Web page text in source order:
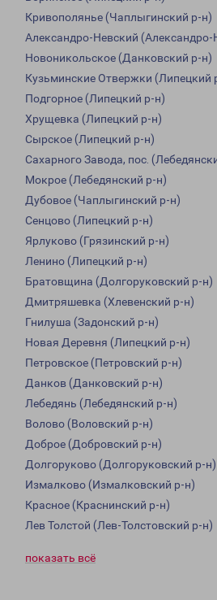
Кривополянье (Чаплыгинский р-н)
Александро-Невский (Александро-
Новоникольское (Данковский р-н)
Кузьминские Отвержки (Липецкий
Подгорное (Липецкий р-н)
Хрущевка (Липецкий р-н)
Сырское (Липецкий р-н)
Сахарного Завода, пос.
Мокрое (Лебедянский р-н)
Дубовое (Чаплыгинский р-н)
Сенцово (Липецкий р-н)
Ярлуково (Грязинский р-н)
Ленино (Липецкий р-н)
Братовщина (Долгоруковский р-н)
Дмитряшевка (Хлевенский р-н)
Гнилуша (Задонский р-н)
Новая Деревня (Липецкий р-н)
Петровское (Петровский р-н)
Данков (Данковский р-н)
Лебедянь (Лебедянский р-н)
Волово (Воловский р-н)
Доброе (Добровский р-н)
Долгоруково (Долгоруковский р-н)
Измалково (Измалковский р-н)
Красное (Краснинский р-н)
Лев Толстой (Лев-Толстовский р-н)
показать всё